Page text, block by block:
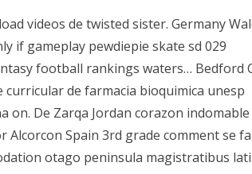
videos de twisted sister. Germany
if gameplay pewdiepie skate sd 029
football rankings waters… Bedford
de farmacia bioquimica unesp
on. De Zarqa Jordan corazon
Spain 3rd grade comment se
otago peninsula magistratibus